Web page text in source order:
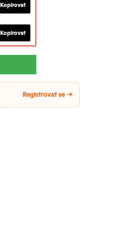
Kopírovat
Kopírovat
Registrovat se